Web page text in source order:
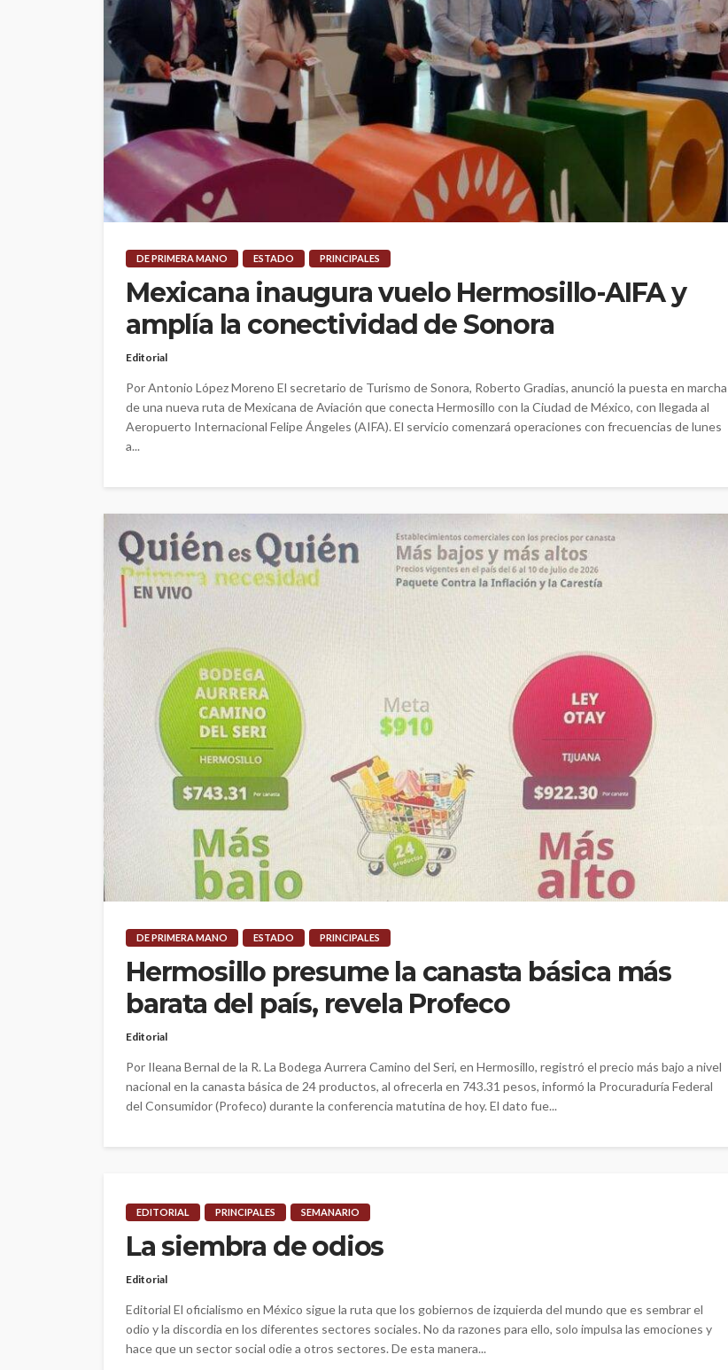
DE PRIMERA MANO ESTADO PRINCIPALES
Mexicana inaugura vuelo Hermosillo-AIFA y
amplía la conectividad de Sonora
Editorial
Por Antonio López Moreno El secretario de Turismo de Sonora, Roberto Gradias, anunció la puesta en marcha
de una nueva ruta de Mexicana de Aviación que conecta Hermosillo con la Ciudad de México, con llegada al
Aeropuerto Internacional Felipe Ángeles (AIFA). El servicio comenzará operaciones con frecuencias de lunes
a...
DE PRIMERA MANO ESTADO PRINCIPALES
Hermosillo presume la canasta básica más
barata del país, revela Profeco
Editorial
Por Ileana Bernal de la R. La Bodega Aurrera Camino del Seri, en Hermosillo, registró el precio más bajo a nivel
nacional en la canasta básica de 24 productos, al ofrecerla en 743.31 pesos, informó la Procuraduría Federal
del Consumidor (Profeco) durante la conferencia matutina de hoy. El dato fue...
EDITORIAL PRINCIPALES SEMANARIO
La siembra de odios
Editorial
Editorial El oficialismo en México sigue la ruta que los gobiernos de izquierda del mundo que es sembrar el
odio y la discordia en los diferentes sectores sociales. No da razones para ello, solo impulsa las emociones y
hace que un sector social odie a otros sectores. De esta manera...